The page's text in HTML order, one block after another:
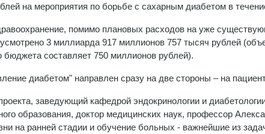
на мероприятия по борьбе с сахарным диабетом в
помимо плановых расходов на уже
3 миллиарда 917 миллионов 757 тысяч рублей
бюджета составляет 750 миллионов рублей).
диабетом" направлен сразу на две стороны – на
заведующий кафедрой эндокринологии и
образования, доктор медицинских наук, профессор
на ранней стадии и обучение больных - важнейшие из